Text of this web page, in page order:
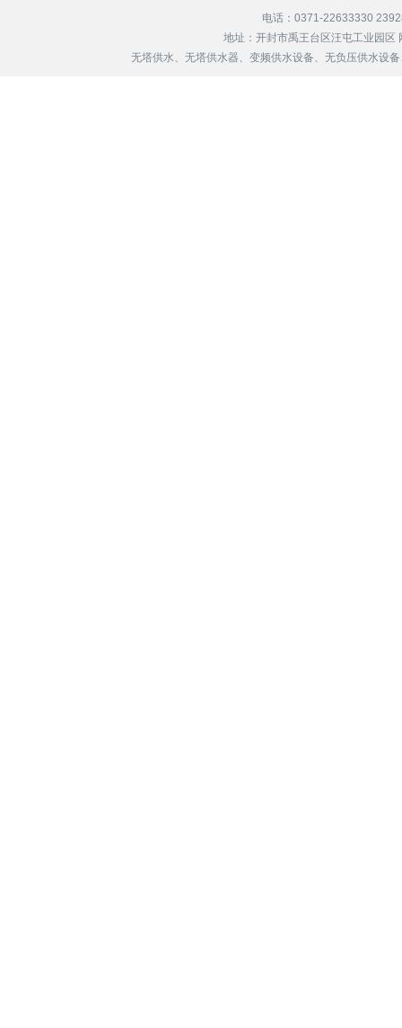
电话：0371-22633330
地址：开封市禹王台区汪屯工业园区
无塔供水、无塔供水器、变频供水设备、无负压供水设